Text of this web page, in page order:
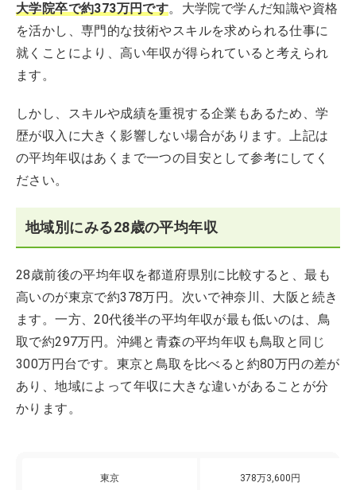
大学院卒で約373万円です。大学院で学んだ知識や資格
を活かし、専門的な技術やスキルを求められる仕事に
就くことにより、高い年収が得られていると考えられ
ます。
しかし、スキルや成績を重視する企業もあるため、学
歴が収入に大きく影響しない場合があります。上記は
の平均年収はあくまで一つの目安として参考にしてく
ださい。
地域別にみる28歳の平均年収
28歳前後の平均年収を都道府県別に比較すると、最も
高いのが東京で約378万円。次いで神奈川、大阪と続き
ます。一方、20代後半の平均年収が最も低いのは、鳥
取で約297万円。沖縄と青森の平均年収も鳥取と同じ
300万円台です。東京と鳥取を比べると約80万円の差が
あり、地域によって年収に大きな違いがあることが分
かります。
東京 378万3,600円